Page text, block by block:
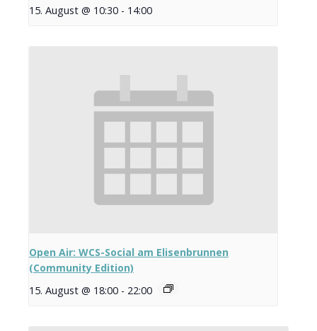
15. August @ 10:30 - 14:00
Open Air: WCS-Social am Elisenbrunnen
(Community Edition)
15. August @ 18:00 - 22:00